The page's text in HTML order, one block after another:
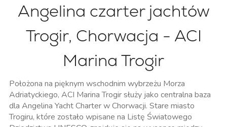
Angelina czarter jachtów
Trogir, Chorwacja - ACI
Marina Trogir
Położona na pięknym wschodnim wybrzeżu Morza
Adriatyckiego, ACI Marina Trogir służy jako centralna baza
dla Angelina Yacht Charter w Chorwacji. Stare miasto
Trogiru, które zostało wpisane na Listę Światowego